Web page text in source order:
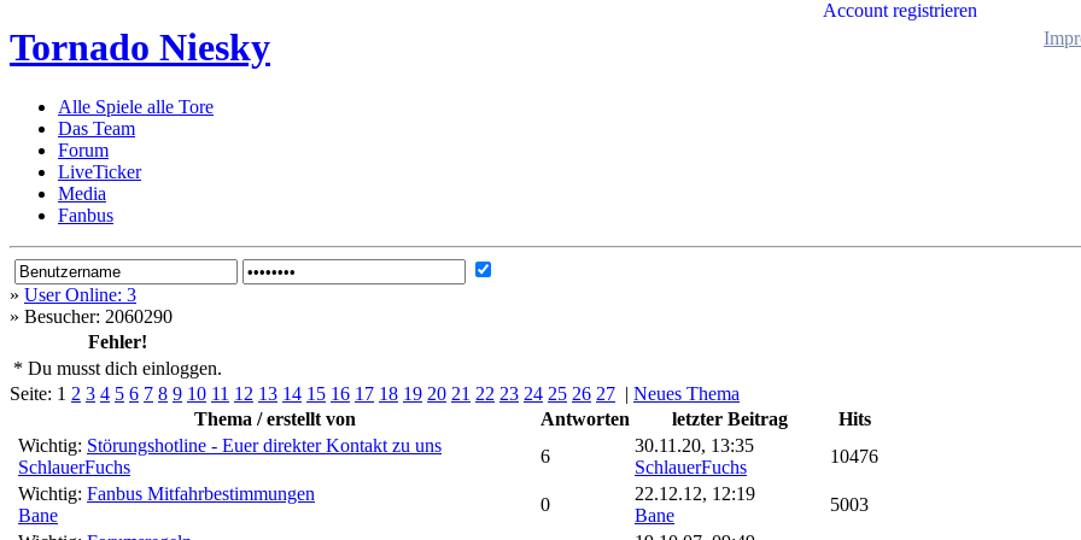
Tornado Niesky
Alle Spiele alle Tore
Das Team
Forum
LiveTicker
Media
Fanbus
Account registrieren
» User Online: 3
» Besucher: 2060290
Fehler!
* Du musst dich einloggen.
Seite: 1 2 3 4 5 6 7 8 9 10 11 12 13 14 15 16 17 18 19 20 21 22 23 24 25 26 27 | Neues Thema
Thema / erstellt von
Antworten letzter Beitrag
Hits
Wichtig: Störungshotline - Euer direkter Kontakt zu uns
SchlauerFuchs
6
30.11.20, 13:35
SchlauerFuchs
10476
Wichtig: Fanbus Mitfahrbestimmungen
Bane
0
22.12.12, 12:19
Bane
5003